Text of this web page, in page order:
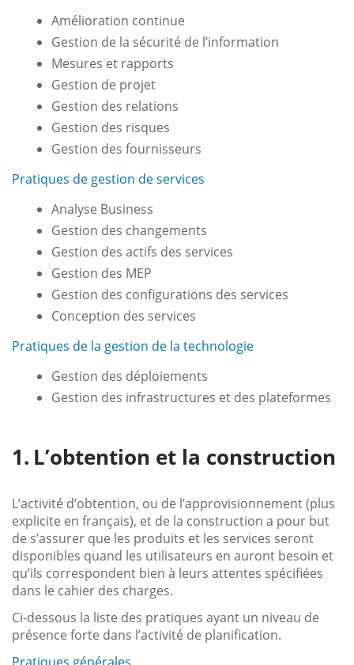
Amélioration continue
Gestion de la sécurité de l’information
Mesures et rapports
Gestion de projet
Gestion des relations
Gestion des risques
Gestion des fournisseurs
Pratiques de gestion de services
Analyse Business
Gestion des changements
Gestion des actifs des services
Gestion des MEP
Gestion des configurations des services
Conception des services
Pratiques de la gestion de la technologie
Gestion des déploiements
Gestion des infrastructures et des plateformes
L’obtention et la construction
L’activité d’obtention, ou de l’approvisionnement (plus
explicite en français), et de la construction a pour but
de s’assurer que les produits et les services seront
disponibles quand les utilisateurs en auront besoin et
qu’ils correspondent bien à leurs attentes spécifiées
dans le cahier des charges.
Ci-dessous la liste des pratiques ayant un niveau de
présence forte dans l’activité de planification.